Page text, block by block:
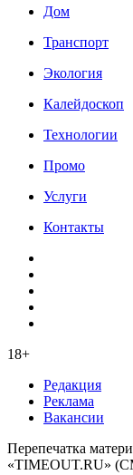
Дом
Транспорт
Экология
Калейдоскоп
Технологии
Промо
Услуги
Контакты
18+
Редакция
Реклама
Вакансии
Перепечатка
«TIMEOUT.RU»